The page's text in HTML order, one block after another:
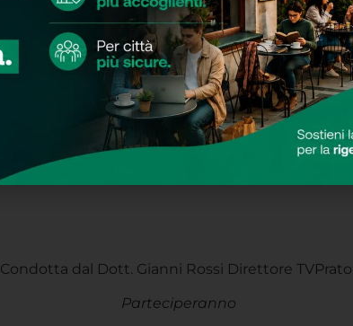
Condotta dal Dott. Gianni Rossi Direttore TVPrato
Parteciperanno